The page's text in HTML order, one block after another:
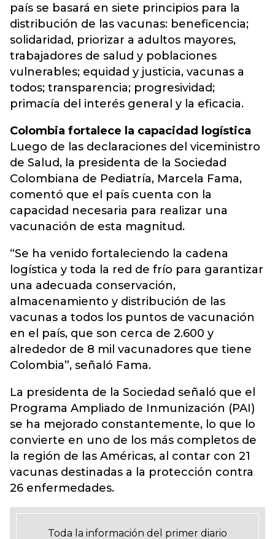
país se basará en siete principios para la
distribución de las vacunas: beneficencia;
solidaridad, priorizar a adultos mayores,
trabajadores de salud y poblaciones
vulnerables; equidad y justicia, vacunas a
todos; transparencia; progresividad;
primacía del interés general y la eficacia.
Colombia fortalece la capacidad logística
Luego de las declaraciones del viceministro
de Salud, la presidenta de la Sociedad
Colombiana de Pediatría, Marcela Fama,
comentó que el país cuenta con la
capacidad necesaria para realizar una
vacunación de esta magnitud.
“Se ha venido fortaleciendo la cadena
logística y toda la red de frío para garantizar
una adecuada conservación,
almacenamiento y distribución de las
vacunas a todos los puntos de vacunación
en el país, que son cerca de 2.600 y
alrededor de 8 mil vacunadores que tiene
Colombia”, señaló Fama.
La presidenta de la Sociedad señaló que el
Programa Ampliado de Inmunización (PAI)
se ha mejorado constantemente, lo que lo
convierte en uno de los más completos de
la región de las Américas, al contar con 21
vacunas destinadas a la protección contra
26 enfermedades.
Toda la información del primer diario